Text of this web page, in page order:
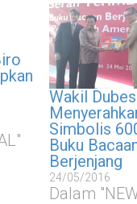
Wakil
Simbolis
Buku
Berjenjang
24/05/2016
Dalam